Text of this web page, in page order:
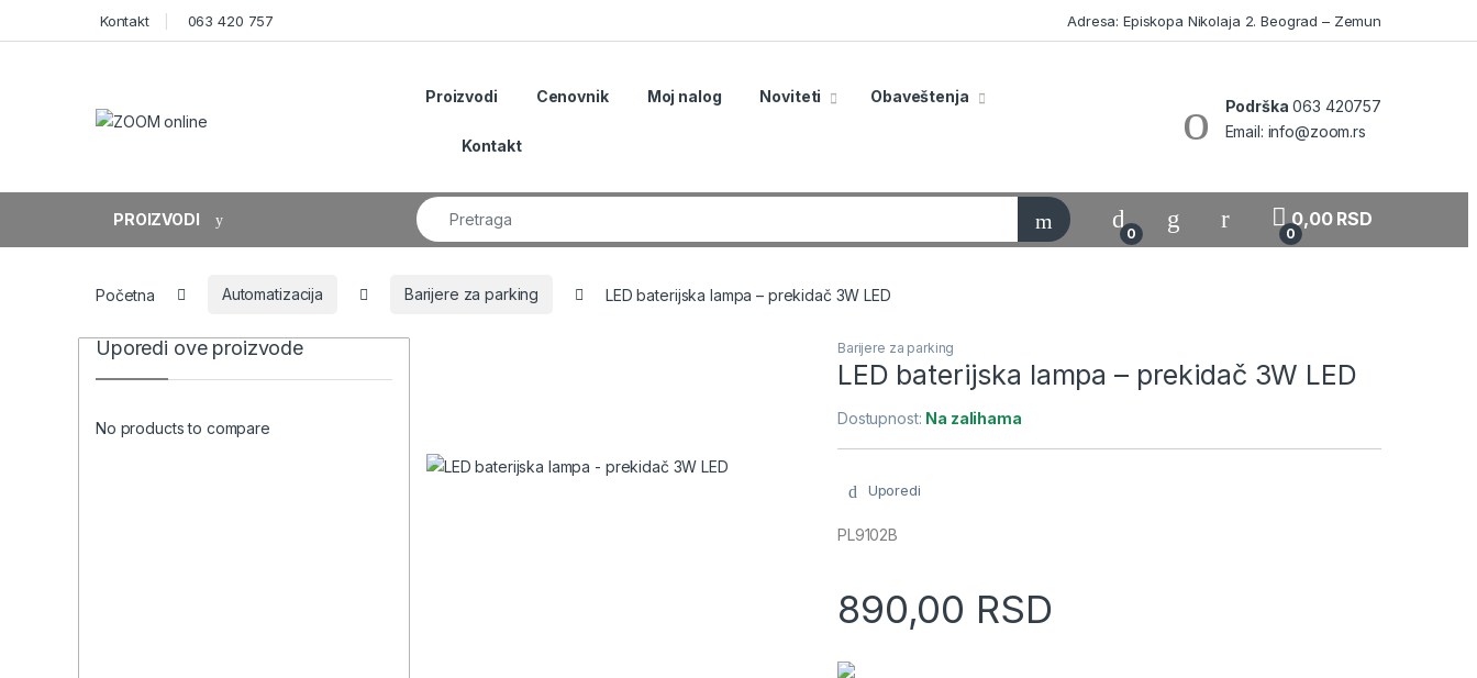
Kontakt 063 420 757 Adresa: Episkopa Nikolaja 2. Beograd – Zemun
Proizvodi Cenovnik Moj nalog Noviteti Obaveštenja
Kontakt
Podrška 063 420757
Email: info@zoom.rs
PROIZVODI
Search for:
0
My Account
0
0,00RSD
Početna Automatizacija Barijere za parking LED baterijska lampa – prekidač 3W LED
Barijere za parking
LED baterijska lampa – prekidač 3W LED
Dostupnost: Na zalihama
Uporedi
PL9102B
890,00 RSD
Uporedi ove proizvode
No products to compare